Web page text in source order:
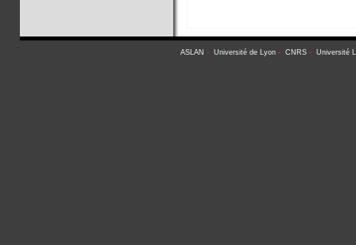
ASLAN - Université de Lyon- CNRS- Université